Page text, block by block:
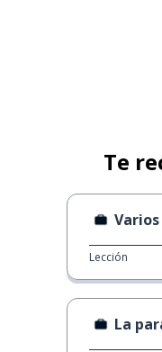
Te
Varios
Lección
La